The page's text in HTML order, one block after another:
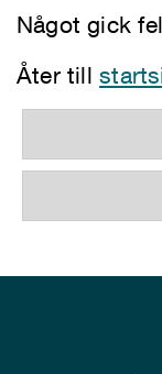
Något gick
Åter till